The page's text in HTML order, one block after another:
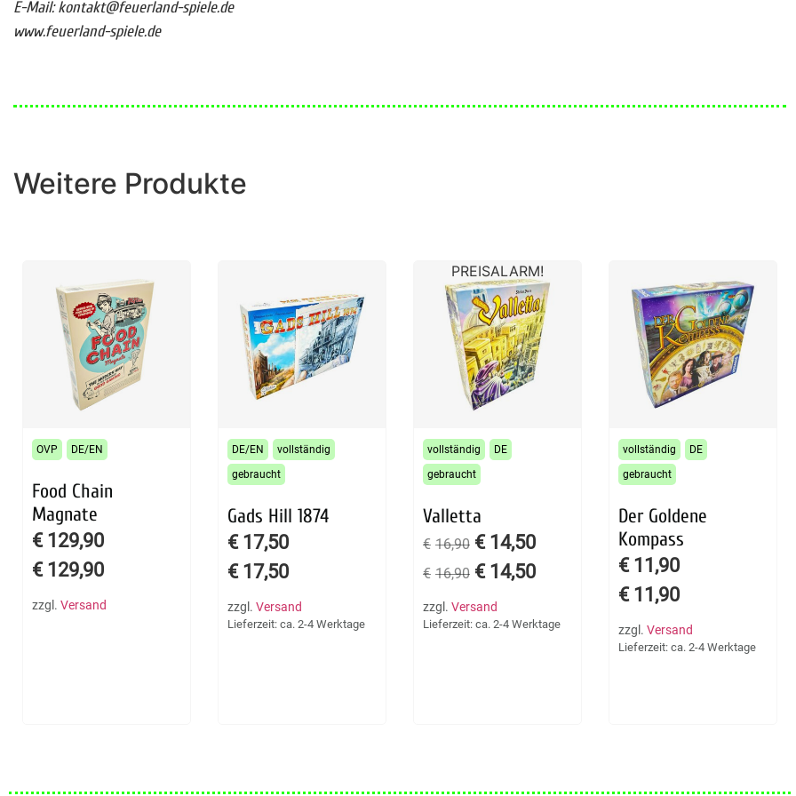
E-Mail: kontakt@feuerland-spiele.de
www.feuerland-spiele.de
Weitere Produkte
Food Chain
Magnate
€ 129,90
€ 129,90
zzgl. Versand
OVP DE/EN
Gads Hill 1874
€ 17,50
€ 17,50
zzgl. Versand
Lieferzeit: ca. 2-4 Werktage
DE/EN
vollständig
gebraucht
PREISALARM!
Valletta
€ 16,90 € 14,50
€ 16,90 € 14,50
zzgl. Versand
Lieferzeit: ca. 2-4 Werktage
vollständig
DE
gebraucht
Der Goldene
Kompass
€ 11,90
€ 11,90
zzgl. Versand
Lieferzeit: ca. 2-4 Werktage
vollständig
DE
gebraucht